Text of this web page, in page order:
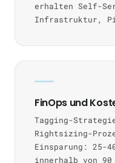
erhalten Self-
Infrastruktur,
FinOps und
Tagging-
Rightsizing-
Einsparung: 25-
innerhalb von 90